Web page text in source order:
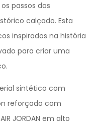
passos dos
calçado. Esta
inspirados na história
para criar uma
sintético com
reforçado com
JORDAN em alto